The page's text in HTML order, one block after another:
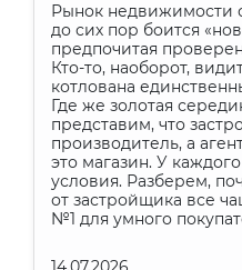
Рынок недвижимости
до сих пор боится
предпочитая
Кто-то, наоборот,
котлована
Где же золотая
представим, что
производитель, а
это магазин. У
условия. Разберем,
от застройщика все
№1 для умного